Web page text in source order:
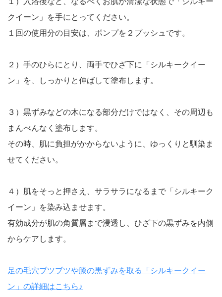
クイーン」を手にとってください。
１回の使用分の目安は、ポンプを２プッシュです。
２）手のひらにとり、両手でひざ下に「シルキークイー
ン」を、しっかりと伸ばして塗布します。
３）黒ずみなどの木になる部分だけではなく、その周辺も
まんべんなく塗布します。
その時、肌に負担がかからないように、ゆっくりと馴染ま
せてください。
４）肌をそっと押さえ、サラサラになるまで「シルキーク
イーン」を染み込ませます。
有効成分が肌の角質層まで浸透し、ひざ下の黒ずみを内側
からケアします。
足の毛穴ブツブツや膝の黒ずみを取る「シルキークイー
ン」の詳細はこちら♪